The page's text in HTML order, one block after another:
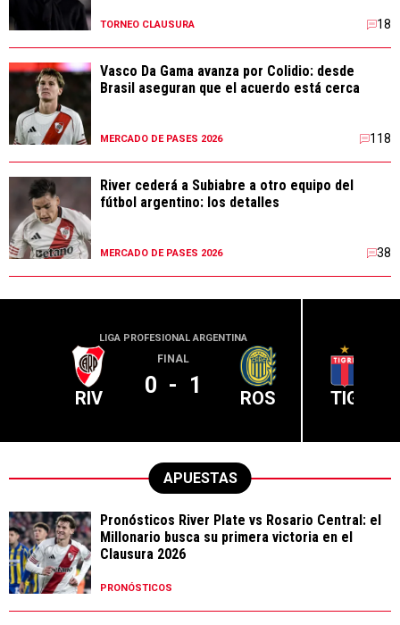
TORNEO CLAUSURA 18
Vasco Da Gama avanza por Colidio: desde
Brasil aseguran que el acuerdo está cerca
MERCADO DE PASES 2026 118
River cederá a Subiabre a otro equipo del
fútbol argentino: los detalles
MERCADO DE PASES 2026 38
LIGA PROFESIONAL ARGENTINA
RIV
FINAL
0 - 1 ROS TIG
APUESTAS
Pronósticos River Plate vs Rosario Central: el
Millonario busca su primera victoria en el
Clausura 2026
PRONÓSTICOS